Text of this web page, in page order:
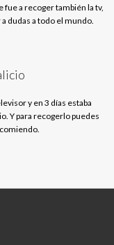
a recoger también la tv,
dudas a todo el mundo.
y en 3 días estaba
Y para recogerlo puedes